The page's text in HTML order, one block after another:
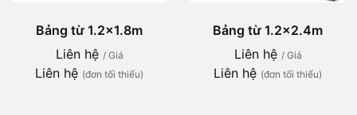
Bảng từ 1.2x1.8m
Liên hệ / Giá
Liên hệ (đơn tối thiểu)
Bảng từ 1.2x2.4m
Liên hệ / Giá
Liên hệ (đơn tối thiểu)